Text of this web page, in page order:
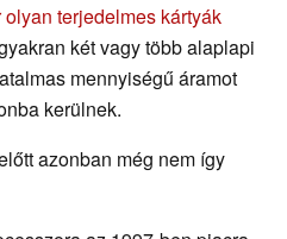
olyan terjedelmes kártyák
két vagy több alaplapi
mennyiségű áramot
kerülnek.
azonban még nem így